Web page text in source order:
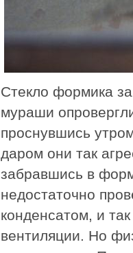
Стекло формика
мураши
проснувшись
даром они так
забравшись в
недостаточно
конденсатом, и
вентиляции. Но